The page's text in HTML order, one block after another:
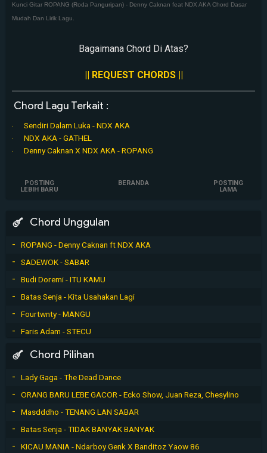
Kunci Gitar ROPANG (Roda Panguripan) - Denny Caknan feat NDX AKA Chord Dasar
Mudah Dan Lirik Lagu.
Bagaimana Chord Di Atas?
|| REQUEST CHORDS ||
Chord Lagu Terkait :
Sendiri Dalam Luka - NDX AKA
NDX AKA - GATHEL
Denny Caknan X NDX AKA - ROPANG
POSTING
LEBIH BARU
POSTING
LAMA
BERANDA
Chord Unggulan
ROPANG - Denny Caknan ft NDX AKA
SADEWOK - SABAR
Budi Doremi - ITU KAMU
Batas Senja - Kita Usahakan Lagi
Fourtwnty - MANGU
Faris Adam - STECU
Chord Pilihan
Lady Gaga - The Dead Dance
ORANG BARU LEBE GACOR - Ecko Show, Juan Reza, Chesylino
Masdddho - TENANG LAN SABAR
Batas Senja - TIDAK BANYAK BANYAK
KICAU MANIA - Ndarboy Genk X Banditoz Yaow 86